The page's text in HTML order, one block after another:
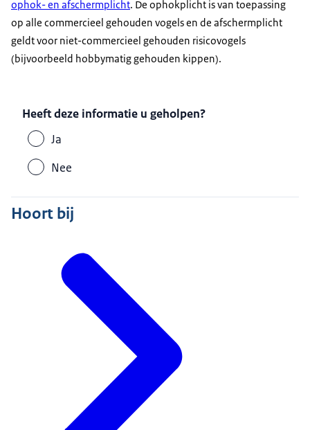
ophok- en afschermplicht. De ophokplicht is van toepassing
op alle commercieel gehouden vogels en de afschermplicht
geldt voor niet-commercieel gehouden risicovogels
(bijvoorbeeld hobbymatig gehouden kippen).
Heeft deze informatie u geholpen?
Ja
Nee
Hoort bij